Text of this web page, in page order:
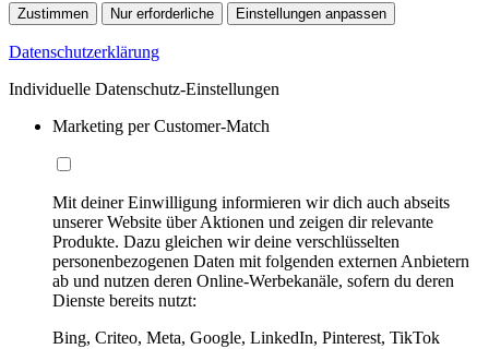
Zustimmen Nur erforderliche Einstellungen anpassen
Datenschutzerklärung
Individuelle Datenschutz-Einstellungen
Marketing per Customer-Match
Mit deiner Einwilligung informieren wir dich auch abseits
unserer Website über Aktionen und zeigen dir relevante
Produkte. Dazu gleichen wir deine verschlüsselten
personenbezogenen Daten mit folgenden externen Anbietern
ab und nutzen deren Online-Werbekanäle, sofern du deren
Dienste bereits nutzt:
Bing, Criteo, Meta, Google, LinkedIn, Pinterest, TikTok